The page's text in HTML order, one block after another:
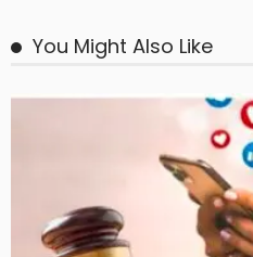
You Might Also Like